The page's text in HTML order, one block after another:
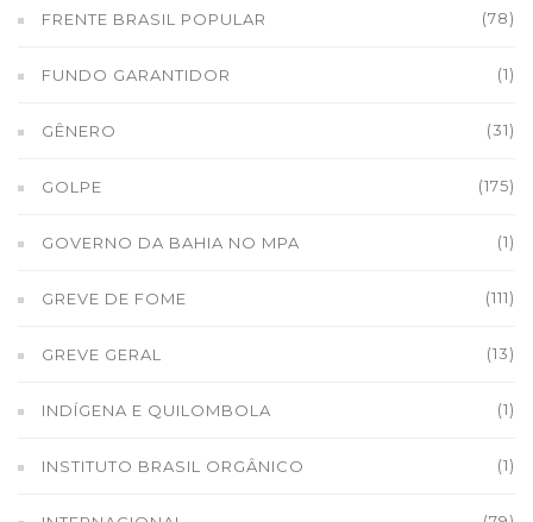
FRENTE BRASIL POPULAR (78)
FUNDO GARANTIDOR (1)
GÊNERO (31)
GOLPE (175)
GOVERNO DA BAHIA NO MPA (1)
GREVE DE FOME (111)
GREVE GERAL (13)
INDÍGENA E QUILOMBOLA (1)
INSTITUTO BRASIL ORGÂNICO (1)